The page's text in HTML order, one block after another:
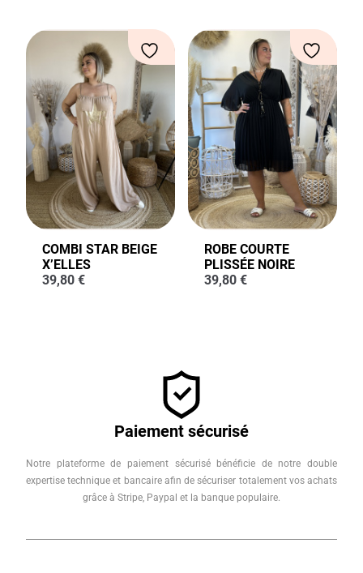
COMBI STAR BEIGE
X’ELLES
39,80 €
ROBE COURTE
PLISSÉE NOIRE
39,80 €
Paiement sécurisé
Notre plateforme de paiement sécurisé bénéficie de notre double
expertise technique et bancaire afin de sécuriser totalement vos achats
grâce à Stripe, Paypal et la banque populaire.